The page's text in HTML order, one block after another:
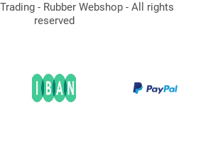
- Rubber Webshop - All rights
reserved